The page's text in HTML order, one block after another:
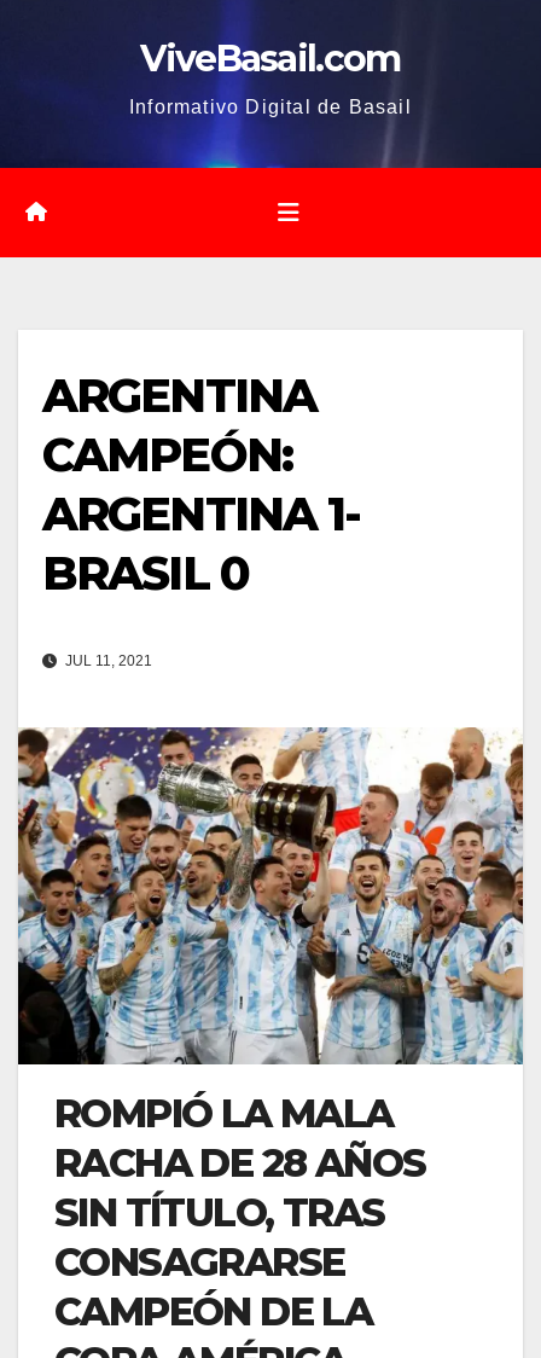
ViveBasail.com
Informativo Digital de Basail
ARGENTINA
CAMPEÓN:
ARGENTINA 1-
BRASIL 0
JUL 11, 2021
ROMPIÓ LA MALA
RACHA DE 28 AÑOS
SIN TÍTULO, TRAS
CONSAGRARSE
CAMPEÓN DE LA